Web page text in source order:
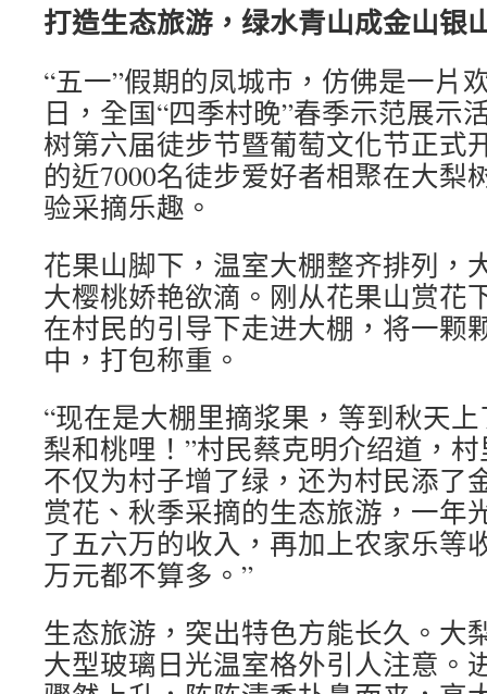
打造生态旅游，绿水青山成金山银
“五一”假期的凤城市，仿佛是一片
日，全国“四季村晚”春季示范展示
树第六届徒步节暨葡萄文化节正式
的近7000名徒步爱好者相聚在大梨
验采摘乐趣。
花果山脚下，温室大棚整齐排列，
大樱桃娇艳欲滴。刚从花果山赏花
在村民的引导下走进大棚，将一颗
中，打包称重。
“现在是大棚里摘浆果，等到秋天
梨和桃哩！”村民蔡克明介绍道，
不仅为村子增了绿，还为村民添了
赏花、秋季采摘的生态旅游，一年
了五六万的收入，再加上农家乐等
万元都不算多。”
生态旅游，突出特色方能长久。大
大型玻璃日光温室格外引人注意。